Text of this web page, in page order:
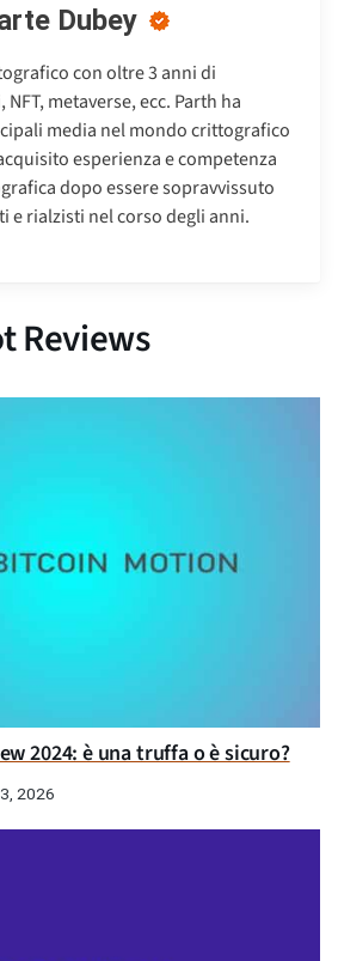
Dubey
con oltre 3 anni di
metaverse, ecc. Parth ha
media nel mondo crittografico
esperienza e competenza
dopo essere sopravvissuto
e rialzisti nel corso degli anni.
Reviews
2024: è una truffa o è sicuro?
2026